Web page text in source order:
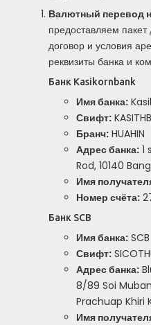
Валютный перевод
предоставляем
договор и условия
реквизиты банка и
Банк Kasikornbank
Имя банка:
Свифт:
Бранч: HUAHIN
Адрес банка: 1
Rod, 10140
Имя
Номер счёта:
Банк SCB
Имя банка: SCB
Свифт:
Адрес банка:
8/89 Soi
Prachuap Khiri
Имя